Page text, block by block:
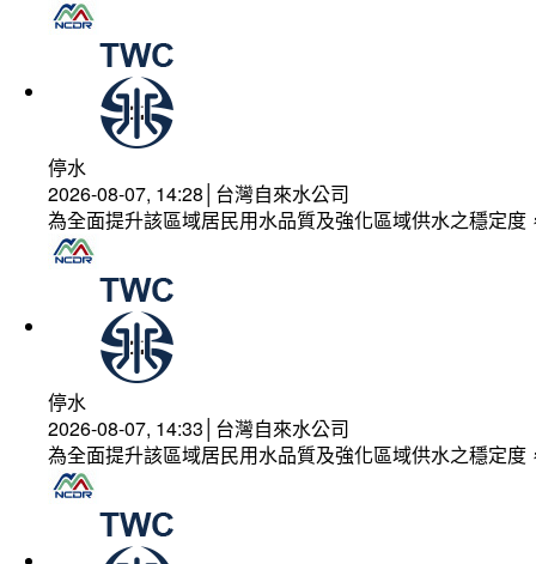
停水
2026-08-07, 14:28│台灣自來水公司
為全面提升該區域居民用水品質及強化區域供水之穩定
停水
2026-08-07, 14:33│台灣自來水公司
為全面提升該區域居民用水品質及強化區域供水之穩定